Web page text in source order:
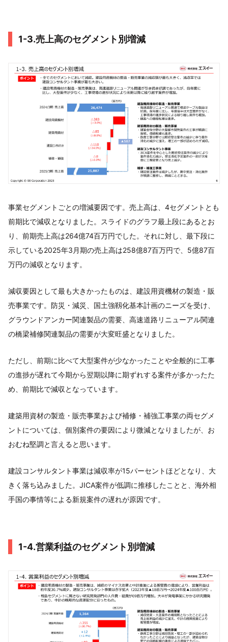
1-3.売上高のセグメント別増減
事業セグメントごとの増減要因です。売上高は、4セグメントとも
前期比で減収となりました。スライドのグラフ最上段にあるとお
り、前期売上高は264億74百万円でした。それに対し、最下段に
示している2025年3月期の売上高は258億87百万円で、5億87百
万円の減収となります。
減収要因として最も大きかったものは、建設用資機材の製造・販
売事業です。防災・減災、国土強靱化基本計画のニーズを受け、
グラウンドアンカー関連製品の需要、高速道路リニューアル関連
の橋梁補修関連製品の需要が大変旺盛となりました。
ただし、前期に比べて大型案件が少なかったことや全般的に工事
の進捗が遅れて今期から翌期以降に期ずれする案件が多かったた
め、前期比で減収となっています。
建築用資材の製造・販売事業および補修・補強工事業の両セグメ
ントについては、個別案件の要因により微減となりましたが、お
おむね堅調と言えると思います。
建設コンサルタント事業は減収率が15パーセントほどとなり、大
きく落ち込みました。JICA案件が低調に推移したことと、海外相
手国の事情等による新規案件の遅れが原因です。
1-4.営業利益のセグメント別増減